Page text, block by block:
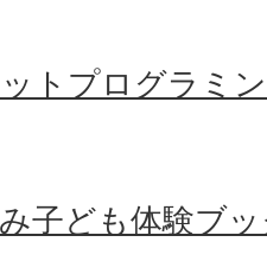
ットプログラミ
み子ども体験ブ